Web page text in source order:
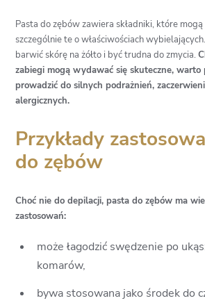
Pasta do zębów zawiera składniki, które mogą
szczególnie te o właściwościach
barwić skórę na żółto i być trudna do zmycia.
zabiegi mogą wydawać się skuteczne, warto
prowadzić do silnych podrażnień,
alergicznych.
Przykłady
do zębów
Choć nie do depilacji, pasta do zębów ma
zastosowań:
może łagodzić swędzenie po
komarów,
bywa stosowana jako środek do